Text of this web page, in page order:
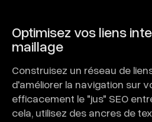
Optimisez vos liens
maillage
Construisez un réseau de
d'améliorer la navigation sur
efficacement le "jus" SEO
cela, utilisez des ancres de